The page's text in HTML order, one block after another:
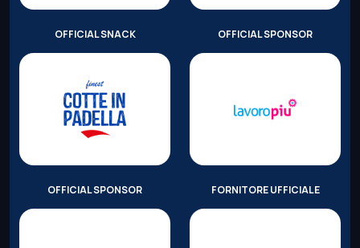
OFFICIAL SNACK OFFICIAL SPONSOR
OFFICIAL SPONSOR FORNITORE UFFICIALE